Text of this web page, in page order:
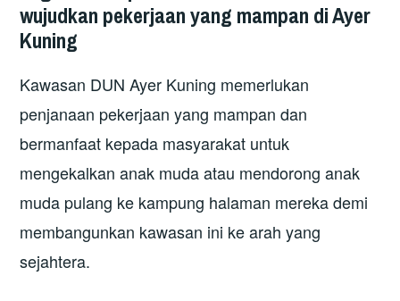
wujudkan pekerjaan yang mampan di Ayer
Kuning
Kawasan DUN Ayer Kuning memerlukan
penjanaan pekerjaan yang mampan dan
bermanfaat kepada masyarakat untuk
mengekalkan anak muda atau mendorong anak
muda pulang ke kampung halaman mereka demi
membangunkan kawasan ini ke arah yang
sejahtera.